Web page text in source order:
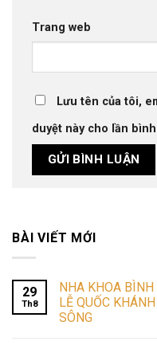
Trang web
Lưu tên của tôi,
duyệt này cho lần
BÀI VIẾT MỚI
29
Th8
NHA KHOA BÌNH
LỄ QUỐC
SÔNG